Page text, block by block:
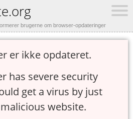
brugerne om browser-opdateringer
er ikke opdateret.
has severe security
get a virus by just
website.